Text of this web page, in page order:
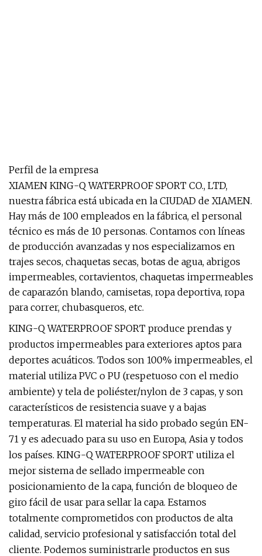
Perfil de la empresa
XIAMEN KING-Q WATERPROOF SPORT CO., LTD,
nuestra fábrica está ubicada en la CIUDAD de XIAMEN.
Hay más de 100 empleados en la fábrica, el personal
técnico es más de 10 personas. Contamos con líneas
de producción avanzadas y nos especializamos en
trajes secos, chaquetas secas, botas de agua, abrigos
impermeables, cortavientos, chaquetas impermeables
de caparazón blando, camisetas, ropa deportiva, ropa
para correr, chubasqueros, etc.
KING-Q WATERPROOF SPORT produce prendas y
productos impermeables para exteriores aptos para
deportes acuáticos. Todos son 100% impermeables, el
material utiliza PVC o PU (respetuoso con el medio
ambiente) y tela de poliéster/nylon de 3 capas, y son
característicos de resistencia suave y a bajas
temperaturas. El material ha sido probado según EN-
71 y es adecuado para su uso en Europa, Asia y todos
los países. KING-Q WATERPROOF SPORT utiliza el
mejor sistema de sellado impermeable con
posicionamiento de la capa, función de bloqueo de
giro fácil de usar para sellar la capa. Estamos
totalmente comprometidos con productos de alta
calidad, servicio profesional y satisfacción total del
cliente. Podemos suministrarle productos en sus